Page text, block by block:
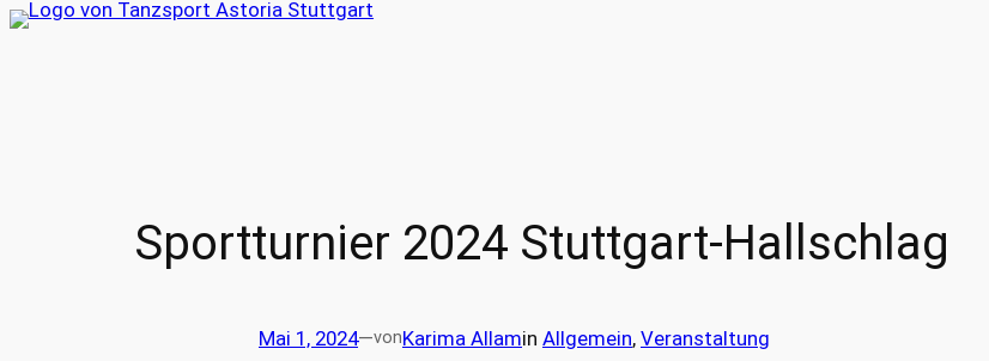
Zum
Sportturnier 2024 Stuttgart-Hallschlag
Mai 1, 2024—vonKarima Allamin Allgemein, Veranstaltung